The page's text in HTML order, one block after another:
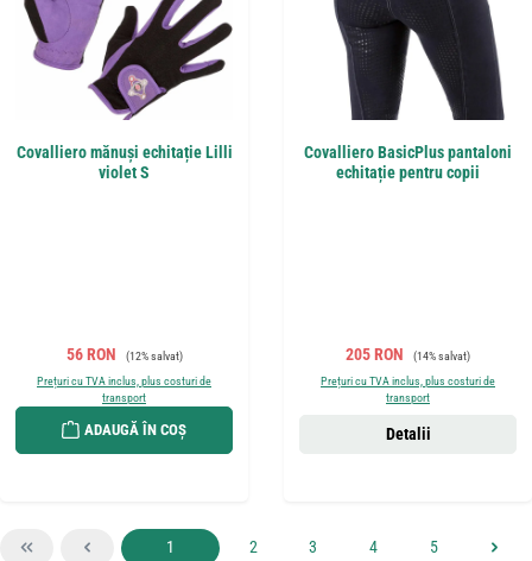
Covalliero mănuși echitație Lilli
violet S
Preț de vânzare:
56 RON Preț obișnuit:
(12% salvat)
Prețuri cu TVA inclus, plus costuri de
transport
ADAUGĂ ÎN COȘ
Covalliero BasicPlus pantaloni
echitație pentru copii
Preț de vânzare:
205 RON Preț obișnuit:
(14% salvat)
Prețuri cu TVA inclus, plus costuri de
transport
Detalii
Pagina
1 Pagina
2 Pagina
3 Pagina
4 Pagina
5